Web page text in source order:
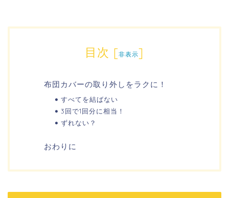
目次 [非表示]
布団カバーの取り外しをラクに！
すべてを結ばない
3回で1回分に相当！
ずれない？
おわりに